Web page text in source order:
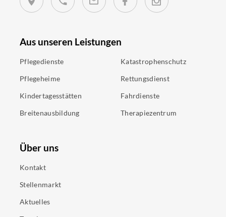
Aus unseren Leistungen
Pflegedienste
Pflegeheime
Kindertagesstätten
Breitenausbildung
Katastrophenschutz
Rettungsdienst
Fahrdienste
Therapiezentrum
Über uns
Kontakt
Stellenmarkt
Aktuelles